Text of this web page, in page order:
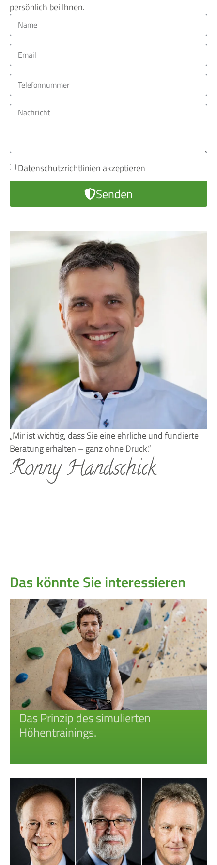
persönlich bei Ihnen.
Datenschutzrichtlinien akzeptieren
Senden
„Mir ist wichtig, dass Sie eine ehrliche und fundierte
Beratung erhalten – ganz ohne Druck.“
Ronny Handschick
Das könnte Sie interessieren
Das Prinzip des simulierten
Höhentrainings.